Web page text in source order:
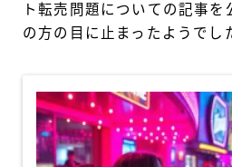
ト転売問題についての記事を
の方の目に止まったようでし